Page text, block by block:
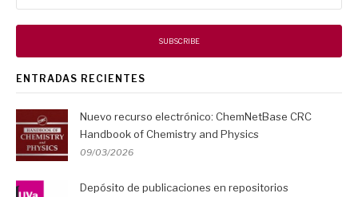
ENTRADAS RECIENTES
Nuevo recurso electrónico: ChemNetBase CRC
Handbook of Chemistry and Physics
09/03/2026
Depósito de publicaciones en repositorios